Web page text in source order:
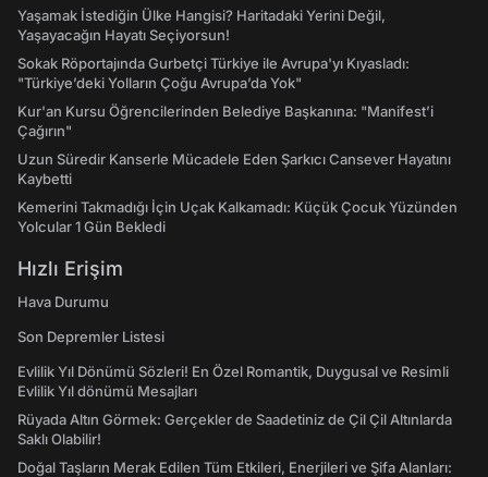
Yaşamak İstediğin Ülke Hangisi? Haritadaki Yerini Değil,
Yaşayacağın Hayatı Seçiyorsun!
Sokak Röportajında Gurbetçi Türkiye ile Avrupa'yı Kıyasladı:
"Türkiye’deki Yolların Çoğu Avrupa’da Yok"
Kur'an Kursu Öğrencilerinden Belediye Başkanına: "Manifest’i
Çağırın"
Uzun Süredir Kanserle Mücadele Eden Şarkıcı Cansever Hayatını
Kaybetti
Kemerini Takmadığı İçin Uçak Kalkamadı: Küçük Çocuk Yüzünden
Yolcular 1 Gün Bekledi
Hızlı Erişim
Hava Durumu
Son Depremler Listesi
Evlilik Yıl Dönümü Sözleri! En Özel Romantik, Duygusal ve Resimli
Evlilik Yıl dönümü Mesajları
Rüyada Altın Görmek: Gerçekler de Saadetiniz de Çil Çil Altınlarda
Saklı Olabilir!
Doğal Taşların Merak Edilen Tüm Etkileri, Enerjileri ve Şifa Alanları: